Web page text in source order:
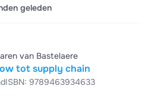
geleden
van Bastelaere
tot supply chain
ISBN: 9789463934633